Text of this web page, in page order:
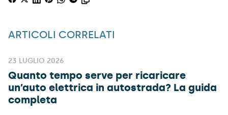
ARTICOLI CORRELATI
23 LUGLIO 2026
Quanto tempo serve per ricaricare
un’auto elettrica in autostrada? La guida
completa